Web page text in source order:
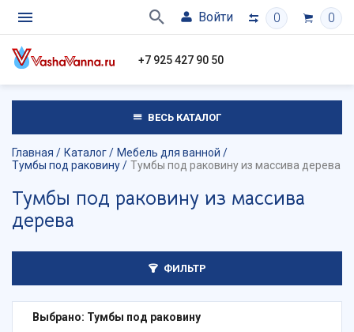
Войти 0 0
+7 925 427 90 50
ВЕСЬ КАТАЛОГ
Главная Каталог
Мебель для ванной
Тумбы под раковину
Тумбы под раковину из массива дерева
Тумбы под раковину из массива
дерева
ФИЛЬТР
Выбрано: Тумбы под раковину